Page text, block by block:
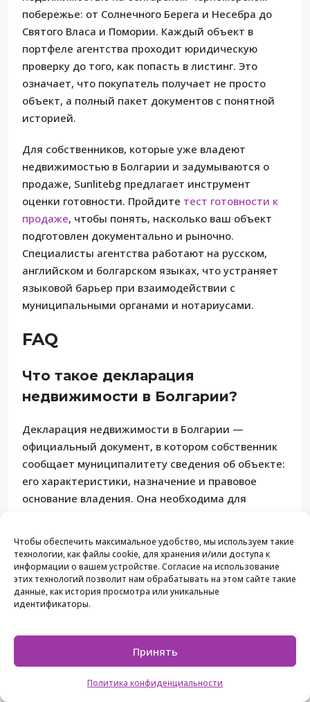
Чтобы обеспечить максимальное удобство, мы используем такие
технологии, как файлы cookie, для хранения и/или доступа к
информации о вашем устройстве. Согласие на использование
этих технологий позволит нам обрабатывать на этом сайте такие
данные, как история просмотра или уникальные
идентификаторы.
Принять
Политика конфиденциальности
побережье: от Солнечного Берега и Несебра до
Святого Власа и Помории. Каждый объект в
портфеле агентства проходит юридическую
проверку до того, как попасть в листинг. Это
означает, что покупатель получает не просто
объект, а полный пакет документов с понятной
историей.
Для собственников, которые уже владеют
недвижимостью в Болгарии и задумываются о
продаже, Sunlitebg предлагает инструмент
оценки готовности. Пройдите тест готовности к
продаже, чтобы понять, насколько ваш объект
подготовлен документально и рыночно.
Специалисты агентства работают на русском,
английском и болгарском языках, что устраняет
языковой барьер при взаимодействии с
муниципальными органами и нотариусами.
FAQ
Что такое декларация
недвижимости в Болгарии?
Декларация недвижимости в Болгарии —
официальный документ, в котором собственник
сообщает муниципалитету сведения об объекте:
его характеристики, назначение и правовое
основание владения. Она необходима для
Зачем нужна декларация
недвижимости для получения
льгот?
Налоговые льготы по налогу на здания в Болгарии
не применяются автоматически. Чтобы получить
собственник должен подать отдельное